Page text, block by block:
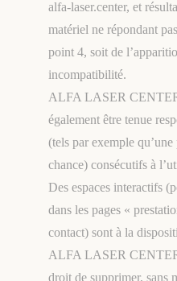
alfa-laser.center, et
matériel ne répondant
point 4, soit de
incompatibilité.
ALFA LASER
également être tenue
(tels par exemple
chance) consécutifs à
Des espaces interactifs
dans les pages «
contact) sont à la
ALFA LASER
droit de supprimer, sans